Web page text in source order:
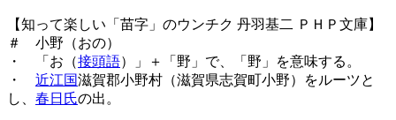
【知って楽しい「苗字」のウンチク 丹羽基二 ＰＨＰ文庫】
＃ 小野（おの）
・ 「お（接頭語）」＋「野」で、「野」を意味する。
・ 近江国滋賀郡小野村（滋賀県志賀町小野）をルーツと
し、 春日氏の出。